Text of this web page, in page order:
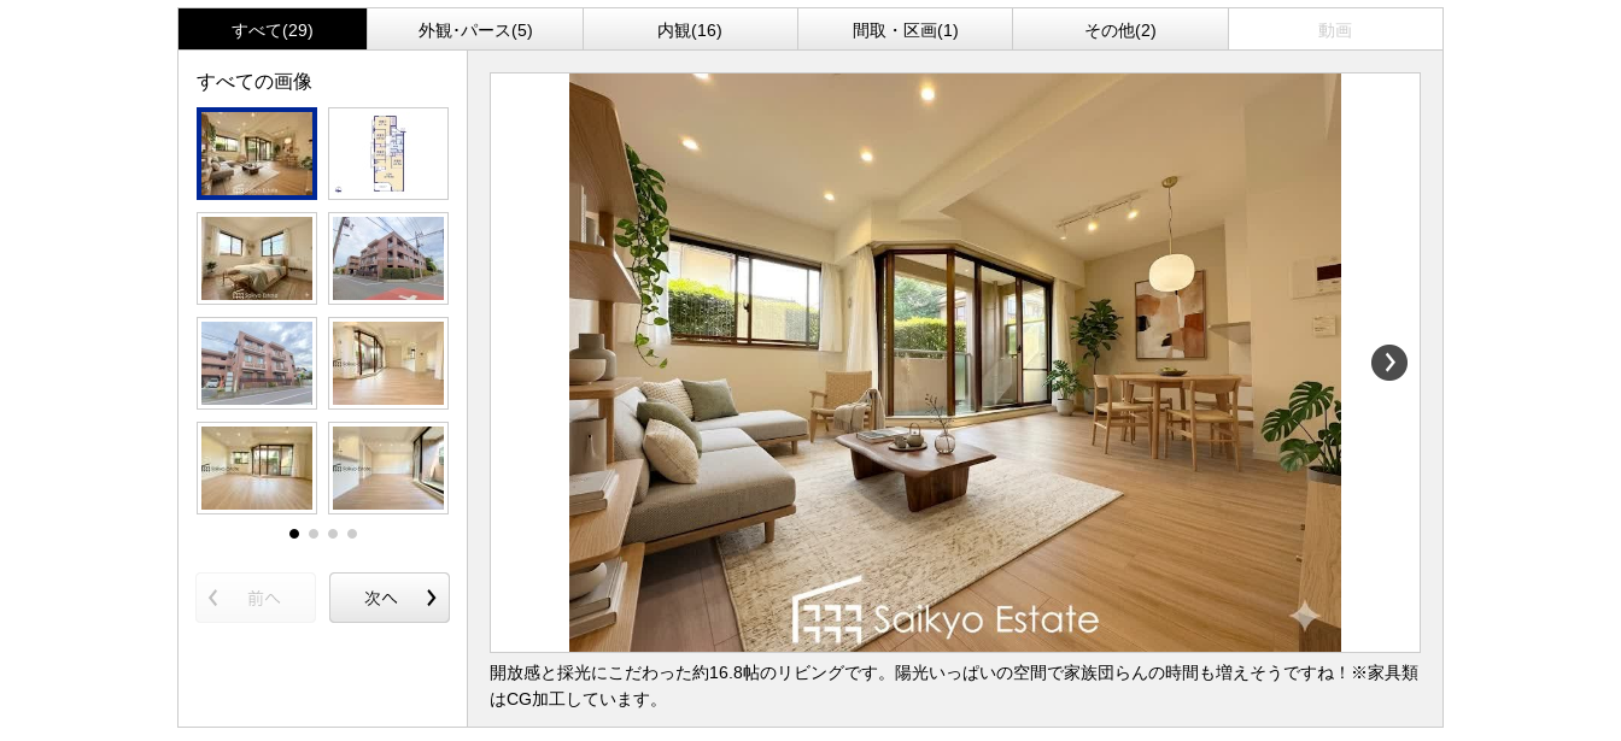
すべて(29) 外観･パース(5) 内観(16) 間取・区画(1) その他(2) 動画
すべての画像
開放感と採光にこだわった約16.8帖のリビングです。陽光いっぱいの空間で家族団らんの時間も増えそうですね！※家具類
はCG加工しています。